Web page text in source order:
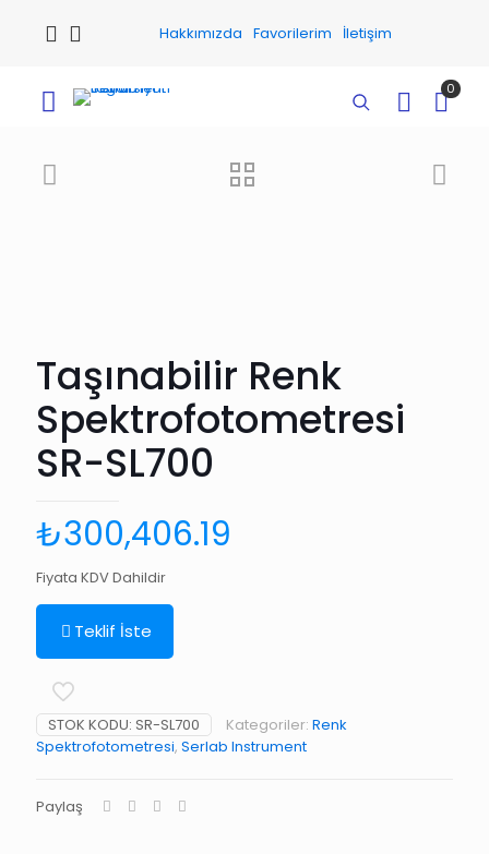
Hakkımızda Favorilerim İletişim
0
Taşınabilir Renk
Spektrofotometresi
SR-SL700
₺300,406.19
Fiyata KDV Dahildir
Teklif İste
STOK KODU: SR-SL700 Kategoriler: Renk
Spektrofotometresi, Serlab Instrument
Paylaş